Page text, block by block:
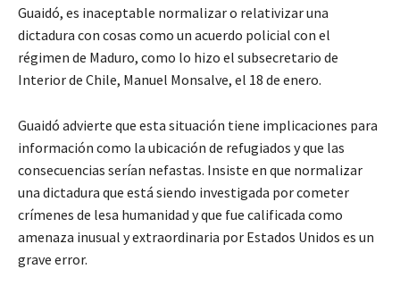
Guaidó, es inaceptable normalizar o relativizar una
dictadura con cosas como un acuerdo policial con el
régimen de Maduro, como lo hizo el subsecretario de
Interior de Chile, Manuel Monsalve, el 18 de enero.
Guaidó advierte que esta situación tiene implicaciones para
información como la ubicación de refugiados y que las
consecuencias serían nefastas. Insiste en que normalizar
una dictadura que está siendo investigada por cometer
crímenes de lesa humanidad y que fue calificada como
amenaza inusual y extraordinaria por Estados Unidos es un
grave error.